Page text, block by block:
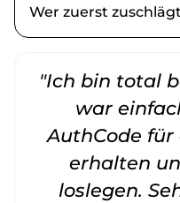
Wer zuerst
"Ich bin total
war
AuthCode
erhalten
loslegen.